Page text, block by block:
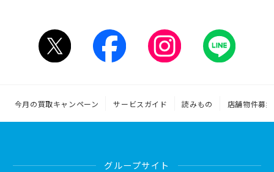
今月の買取キャンペーン サービスガイド 読みもの 店舗物件募集
グループサイト